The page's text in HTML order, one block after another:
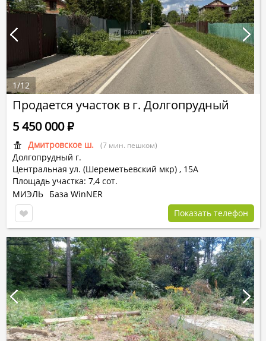
Продается участок в г. Долгопрудный
Дмитровское ш. (7 мин. пешком)
Долгопрудный г.
Центральная ул. (Шереметьевский мкр) , 15А
Площадь участка: 7,4 сот.
5 450 000Р
МИЭЛЬ База WinNER
Показать телефон
1/12